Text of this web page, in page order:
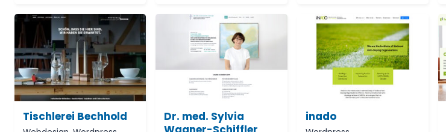
Tischlerei Bechhold
Dr. med. Sylvia
inado